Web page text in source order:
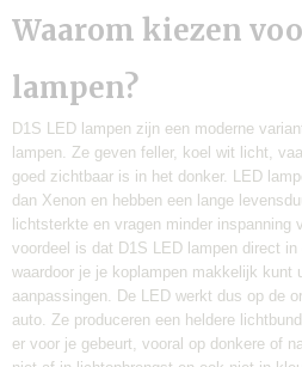
Waarom kiezen
lampen?
D1S LED lampen zijn een moderne
lampen. Ze geven feller, koel wit licht,
goed zichtbaar is in het donker. LED
dan Xenon en hebben een lange
lichtsterkte en vragen minder inspanning
voordeel is dat D1S LED lampen direct in
waardoor je je koplampen makkelijk kunt
aanpassingen. De LED werkt dus op de
auto. Ze produceren een heldere
er voor je gebeurt, vooral op donkere of